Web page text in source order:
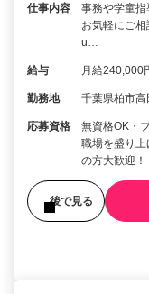
仕事内容
事務や学童指
お気軽にご
u…
給与 月給240,000
勤務地 千葉県柏市
応募資格
無資格OK・
職場を盛り
の方大歓迎
後で見る